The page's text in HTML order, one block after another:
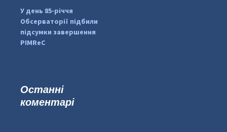
У день 85-річчя
Обсерваторії підбили
підсумки завершення
PIMReC
Останні
коментарі